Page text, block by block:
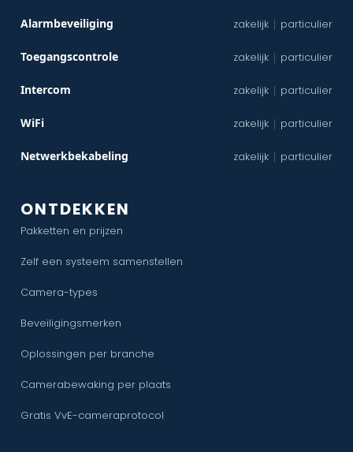
Alarmbeveiliging zakelijk | particulier
Toegangscontrole zakelijk | particulier
Intercom zakelijk | particulier
WiFi zakelijk | particulier
Netwerkbekabeling zakelijk | particulier
ONTDEKKEN
Pakketten en prijzen
Zelf een systeem samenstellen
Camera-types
Beveiligingsmerken
Oplossingen per branche
Camerabewaking per plaats
Gratis VvE-cameraprotocol